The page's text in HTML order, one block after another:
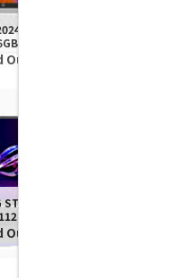
(SSD
G18
(SSD 1TB)